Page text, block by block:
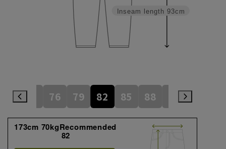
Inseam length 93cm
73 76 79 82 85 88 91
173cm 70kgRecommended
82